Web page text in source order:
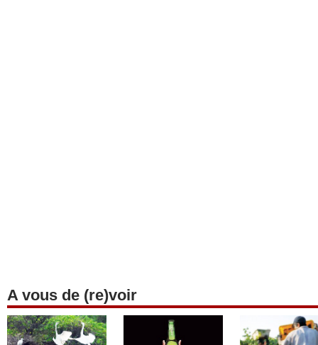
A vous de (re)voir